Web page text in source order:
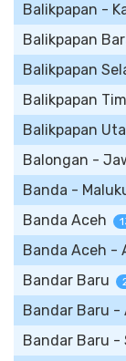
Balikpapan -
Balikpapan
Balikpapan
Balikpapan
Balikpapan
Balongan -
Banda -
Banda Aceh
Banda Aceh -
Bandar Baru
Bandar Baru -
Bandar Baru -